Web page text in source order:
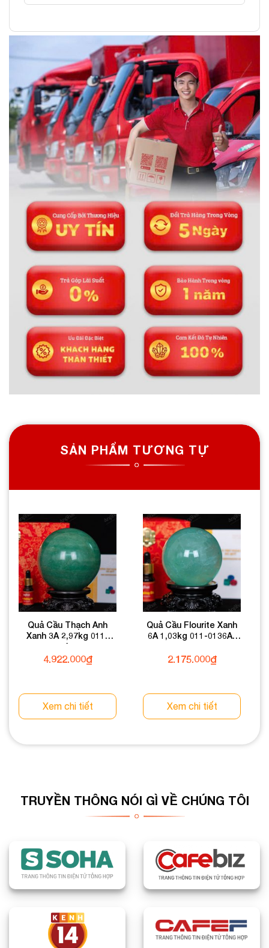
Thông tin liên hệ:
ĐÁ PHONG THỦY AN PHÁT – LỰA CHỌN SỐ 1 VỀ ĐÁ
PHONG THỦY
Địa chỉ: 60/69 Bùi Huy Bích, Hoàng Mai, Hà Nội
Điện thoại: 0982 627 166
Email:daphongthuyanphat@gmail.com
SẢN PHẨM TƯƠNG TỰ
Quả Cầu Thạch Anh
Xanh 3A 2,97kg 011-
0933A-2,97
4.922.000₫
Xem chi tiết
Quả Cầu Flourite Xanh
6A 1,03kg 011-0136A-
2.175.000₫
Xem chi tiết
TRUYỀN THÔNG NÓI GÌ VỀ CHÚNG TÔI